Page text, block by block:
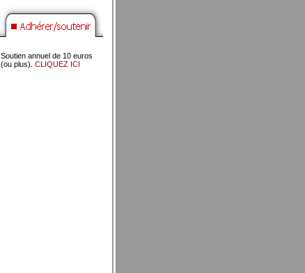
Soutien annuel de 10 euros
(ou plus). CLIQUEZ ICI